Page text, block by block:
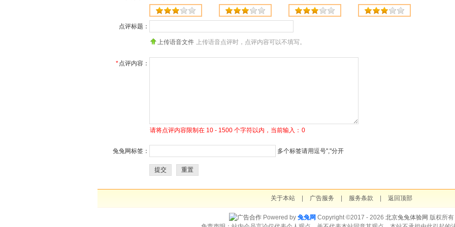
点评标题：
上传语音文件 上传语音点评时，点评内容可以不填写。
*点评内容：
请将点评内容限制在 10 - 1500 个字符以内，当前输入： 0
兔兔网标签： 多个标签请用逗号","分开
提交 重置
关于本站 广告服务 服务条款 返回顶部
Powered by 兔兔网 Copyright ©2017 - 2026 北京兔兔体验网 版权所有